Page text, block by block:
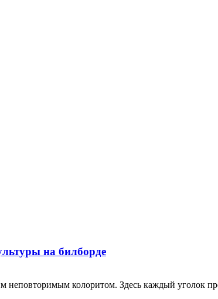
на билборде
неповторимым колоритом. Здесь каждый уголок